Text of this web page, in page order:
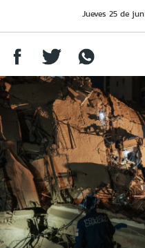
Jueves 25 de